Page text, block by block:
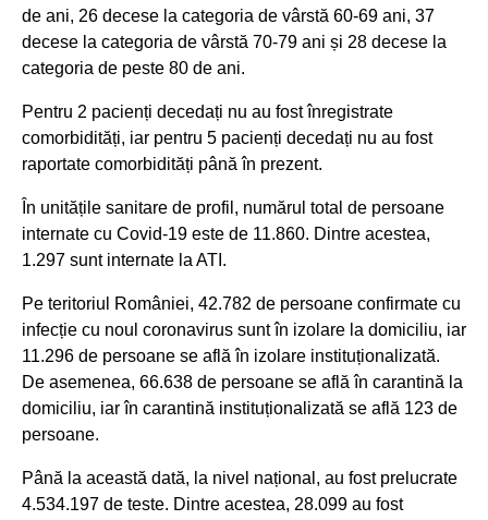
de ani, 26 decese la categoria de vârstă 60-69 ani, 37
decese la categoria de vârstă 70-79 ani și 28 decese la
categoria de peste 80 de ani.
Pentru 2 pacienți decedați nu au fost înregistrate
comorbidități, iar pentru 5 pacienți decedați nu au fost
raportate comorbidități până în prezent.
În unitățile sanitare de profil, numărul total de persoane
internate cu Covid-19 este de 11.860. Dintre acestea,
1.297 sunt internate la ATI.
Pe teritoriul României, 42.782 de persoane confirmate cu
infecție cu noul coronavirus sunt în izolare la domiciliu, iar
11.296 de persoane se află în izolare instituționalizată.
De asemenea, 66.638 de persoane se află în carantină la
domiciliu, iar în carantină instituționalizată se află 123 de
persoane.
Până la această dată, la nivel național, au fost prelucrate
4.534.197 de teste. Dintre acestea, 28.099 au fost